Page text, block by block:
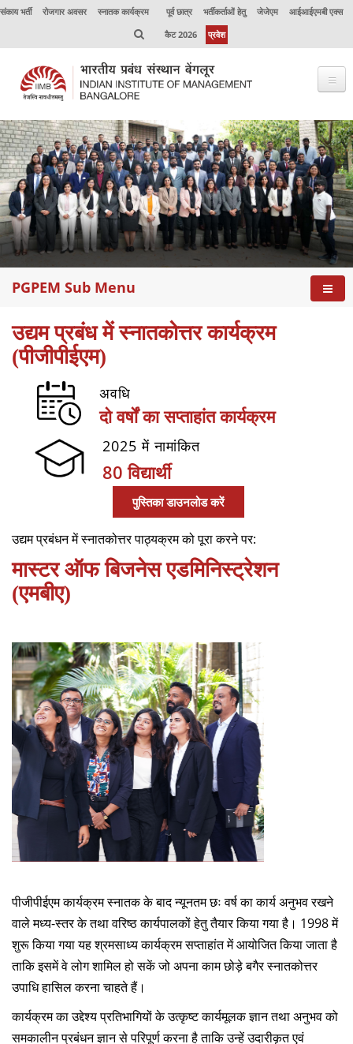
संकाय भर्ती रोजगार अवसर स्नातक कार्यक्रम पूर्व छात्र भर्तीकर्ताओं हेतु जेजेएम
आईआईएमबी एक्स
कैट 2026
प्रवेश
PGPEM Sub Menu
उद्यम प्रबंध में स्नातकोत्तर कार्यक्रम
(पीजीपीईएम)
अवधि
दो वर्षों का सप्ताहांत कार्यक्रम
2025 में नामांकित
80 विद्यार्थी
पुस्तिका डाउनलोड करें
उद्यम प्रबंधन में स्नातकोत्तर पाठ्यक्रम को पूरा करने पर:
मास्टर ऑफ बिजनेस एडमिनिस्ट्रेशन
(एमबीए)
पीजीपीईएम कार्यक्रम स्नातक के बाद न्यूनतम छः वर्ष का कार्य अनुभव रखने
वाले मध्य-स्तर के तथा वरिष्ठ कार्यपालकों हेतु तैयार किया गया है। 1998 में
शुरू किया गया यह श्रमसाध्य कार्यक्रम सप्ताहांत में आयोजित किया जाता है
ताकि इसमें वे लोग शामिल हो सकें जो अपना काम छोड़े बगैर स्नातकोत्तर
उपाधि हासिल करना चाहते हैं।
कार्यक्रम का उद्देश्य प्रतिभागियों के उत्कृष्ट कार्यमूलक ज्ञान तथा अनुभव को
समकालीन प्रबंधन ज्ञान से परिपूर्ण करना है ताकि उन्हें उदारीकृत एवं